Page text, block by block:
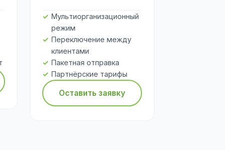
Мультиорганизационный
режим
Переключение между
клиентами
Пакетная отправка
Партнёрские тарифы
Оставить заявку